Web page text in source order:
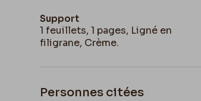
Support
1 feuillets, 1 pages, Ligné en
filigrane, Crème.
Personnes citées